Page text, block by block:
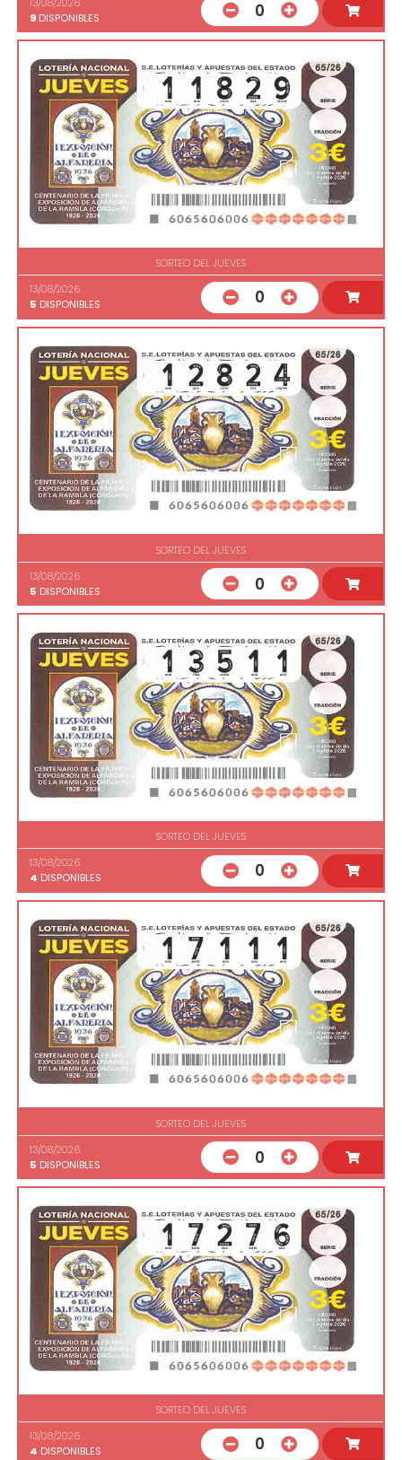
9 DISPONIBLES 0
SORTEO DEL JUEVES
13/08/2026
5 DISPONIBLES 0
SORTEO DEL JUEVES
13/08/2026
5 DISPONIBLES 0
SORTEO DEL JUEVES
13/08/2026
4 DISPONIBLES 0
SORTEO DEL JUEVES
13/08/2026
5 DISPONIBLES 0
SORTEO DEL JUEVES
13/08/2026
4 DISPONIBLES 0